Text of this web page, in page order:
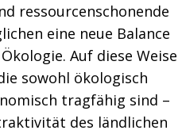
ressourcenschonende
eine neue Balance
Auf diese Weise
sowohl ökologisch
tragfähig sind –
des ländlichen